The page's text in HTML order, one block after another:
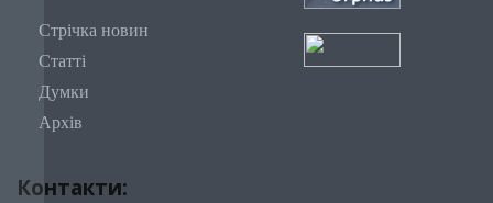
Стрічка новин
Статті
Думки
Архів
Контакти: